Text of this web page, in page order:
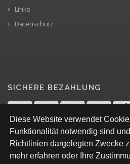
Diese Website verwendet
Funktionalität notwendig sind
Richtlinien dargelegten Zwecke
mehr erfahren oder Ihre
Links
Datenschutz
SICHERE BEZAHLUNG